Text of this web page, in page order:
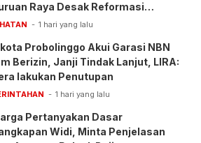
Raya Desak Reformasi
BPJS
1 hari yang lalu
Probolinggo Akui Garasi NBN
Berizin, Janji Tindak Lanjut, LIRA:
lakukan Penutupan
1 hari yang lalu
Pertanyakan Dasar
Widi, Minta Penjelasan